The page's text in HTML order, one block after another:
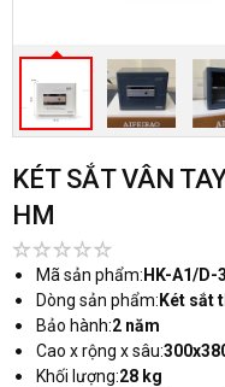
KÉT SẮT VÂN
HM
Mã sản phẩm: HK-A1/D-
Dòng sản phẩm: Két sắt
Bảo hành:2 năm
Cao x rộng x sâu:
Khối lượng:28 kg